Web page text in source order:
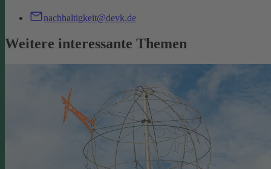
nachhaltigkeit@devk.de
Weitere interessante Themen